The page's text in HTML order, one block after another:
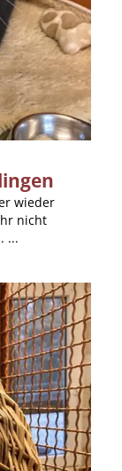
wieder
nicht
...